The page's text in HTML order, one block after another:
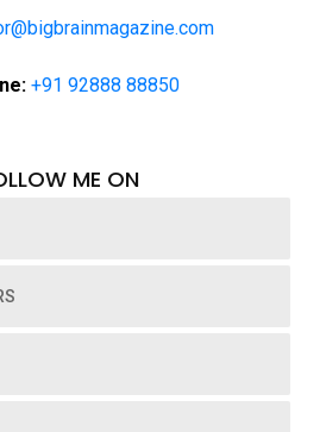
+91 92888 88850
ME ON